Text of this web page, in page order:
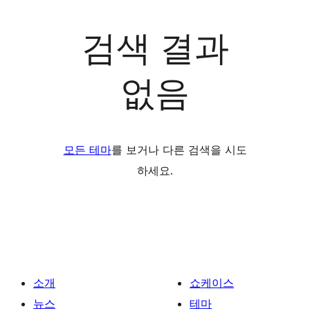
검색 결과
없음
모든 테마를 보거나 다른 검색을 시도
하세요.
소개
뉴스
쇼케이스
테마